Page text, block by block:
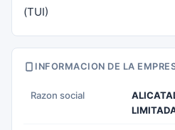
(TUI)
INFORMACION DE LA
Razon social